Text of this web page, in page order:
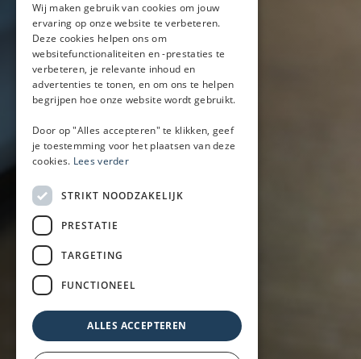
Mobiele bar
Mobiele bar huren
Bier/wijn/fris bar
Champagnebar
Wijnbar
Aperol spritz bar
Arrangementen
Lunch
Borrel met hapjes
BBQ
Buffet
Walking dinner
Wij maken gebruik van cookies om jouw
ervaring op onze website te verbeteren.
Deze cookies helpen ons om
websitefunctionaliteiten en -prestaties te
verbeteren, je relevante inhoud en
advertenties te tonen, en om ons te helpen
begrijpen hoe onze website wordt gebruikt.
Door op "Alles accepteren" te klikken, geef
je toestemming voor het plaatsen van deze
cookies. Lees verder
STRIKT NOODZAKELIJK
PRESTATIE
TARGETING
FUNCTIONEEL
ALLES ACCEPTEREN